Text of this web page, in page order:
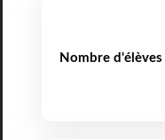
Nombre